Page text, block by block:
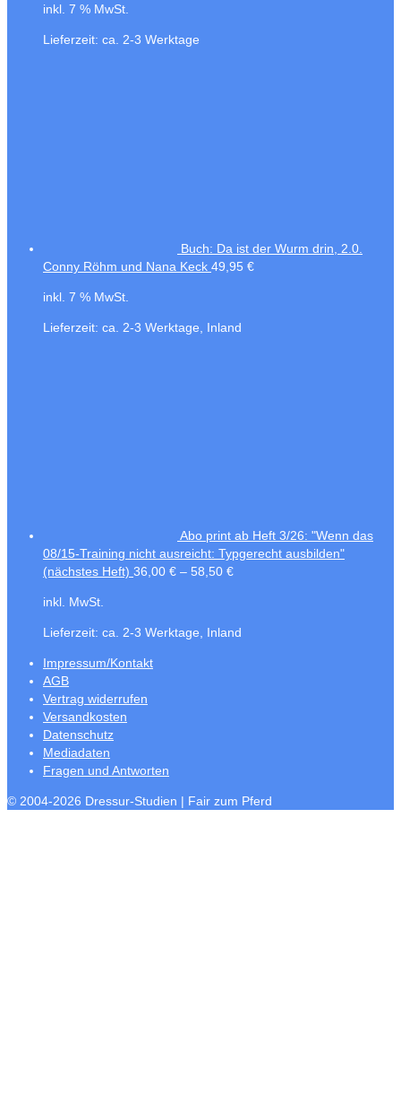
inkl. 7 % MwSt.
Lieferzeit: ca. 2-3 Werktage
Buch: Da ist der Wurm drin, 2.0.
Conny Röhm und Nana Keck 49,95 €
inkl. 7 % MwSt.
Lieferzeit: ca. 2-3 Werktage, Inland
Abo print ab Heft 3/26: "Wenn das
08/15-Training nicht ausreicht: Typgerecht ausbilden"
(nächstes Heft) 36,00 € – 58,50 €
inkl. MwSt.
Lieferzeit: ca. 2-3 Werktage, Inland
Impressum/Kontakt
AGB
Vertrag widerrufen
Versandkosten
Datenschutz
Mediadaten
Fragen und Antworten
© 2004-2026 Dressur-Studien | Fair zum Pferd